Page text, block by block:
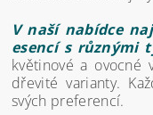
V naší nabídce
esencí s různými
květinové a ovocné
dřevité varianty.
svých preferencí.